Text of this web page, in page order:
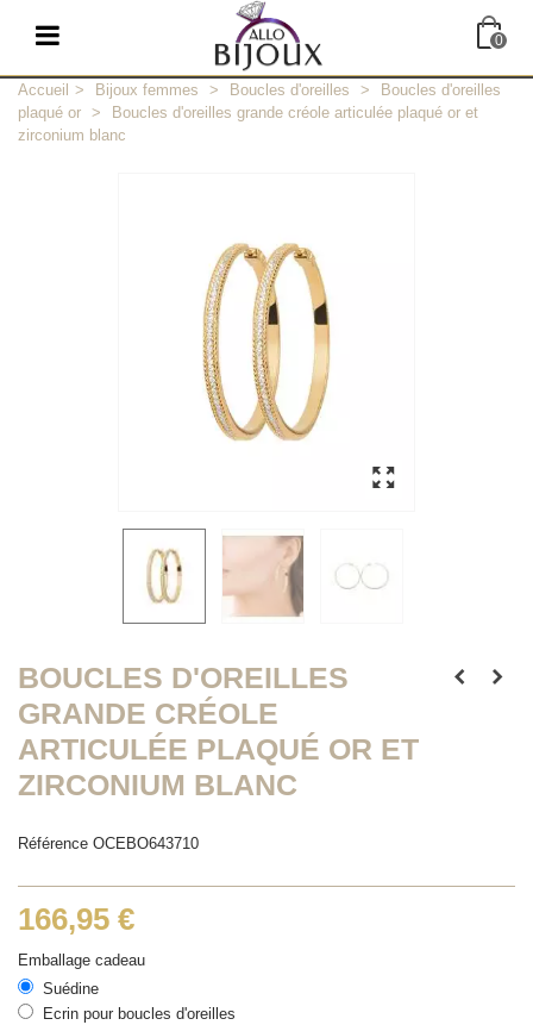
0
Accueil > Bijoux femmes > Boucles d'oreilles >
Boucles d'oreilles
plaqué or >
Boucles d'oreilles grande créole articulée plaqué or et
zirconium blanc
BOUCLES D'OREILLES
GRANDE CRÉOLE
ARTICULÉE PLAQUÉ OR ET
ZIRCONIUM BLANC
Référence OCEBO643710
166,95 €
Emballage cadeau
Suédine
Ecrin pour boucles d'oreilles